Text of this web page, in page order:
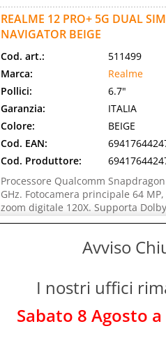
REALME 12 PRO+ 5G DUAL
NAVIGATOR BEIGE
Cod. art.:
511499
Marca:
Realme
Pollici:
6.7"
Garanzia:
ITALIA
Colore:
BEIGE
Cod. EAN:
Cod. Produttore:
Processore Qualcomm
GHz. Fotocamera principale 64
zoom digitale 120X. Supporta
NAVIGATOR BEIGE
Realme
Garanzia:
EUROPA
Avviso
I nostri uffici
Sabato 8 Agosto